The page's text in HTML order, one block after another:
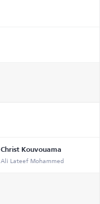
Christ Kouvouama
Ali Lateef Mohammed